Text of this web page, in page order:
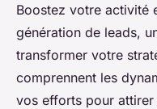
Boostez votre activité
génération de leads,
transformer votre
comprennent les
vos efforts pour